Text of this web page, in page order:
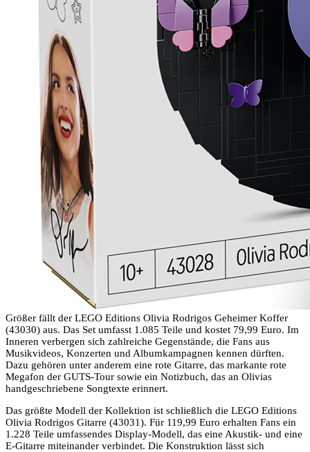
Größer fällt der LEGO Editions Olivia Rodrigos Geheimer Koffer
(43030) aus. Das Set umfasst 1.085 Teile und kostet 79,99 Euro. Im
Inneren verbergen sich zahlreiche Gegenstände, die Fans aus
Musikvideos, Konzerten und Albumkampagnen kennen dürften.
Dazu gehören unter anderem eine rote Gitarre, das markante rote
Megafon der GUTS-Tour sowie ein Notizbuch, das an Olivias
handgeschriebene Songtexte erinnert.
Das größte Modell der Kollektion ist schließlich die LEGO Editions
Olivia Rodrigos Gitarre (43031). Für 119,99 Euro erhalten Fans ein
1.228 Teile umfassendes Display-Modell, das eine Akustik- und eine
E-Gitarre miteinander verbindet. Die Konstruktion lässt sich